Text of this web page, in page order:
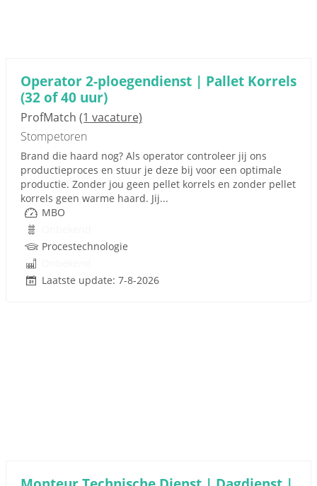
Operator 2-ploegendienst | Pallet Korrels
(32 of 40 uur)
ProfMatch (1 vacature)
Stompetoren
Brand die haard nog? Als operator controleer jij ons
productieproces en stuur je deze bij voor een optimale
productie. Zonder jou geen pellet korrels en zonder pellet
korrels geen warme haard. Jij...
MBO
Procestechnologie
Laatste update: 7-8-2026